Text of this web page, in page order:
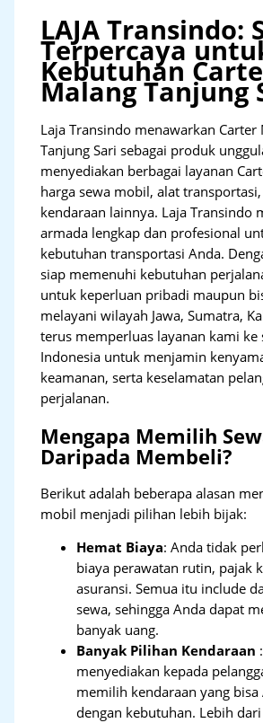
LAJA Transindo:
Terpercaya
Kebutuhan
Malang Tanjung
Laja Transindo menawarkan
Tanjung Sari sebagai produk
menyediakan berbagai layanan
harga sewa mobil, alat
kendaraan lainnya. Laja Transindo
armada lengkap dan profesional
kebutuhan transportasi Anda.
siap memenuhi kebutuhan
untuk keperluan pribadi maupun
melayani wilayah Jawa, Sumatra,
terus memperluas layanan kami ke
Indonesia untuk menjamin
keamanan, serta keselamatan
perjalanan.
Mengapa Memilih
Daripada Membeli?
Berikut adalah beberapa alasan
mobil menjadi pilihan lebih bijak:
Hemat Biaya: Anda tidak
biaya perawatan rutin, pajak
asuransi. Semua itu include
sewa, sehingga Anda dapat
banyak uang.
Banyak Pilihan Kendaraan
menyediakan kepada
memilih kendaraan yang bisa
dengan kebutuhan. Lebih